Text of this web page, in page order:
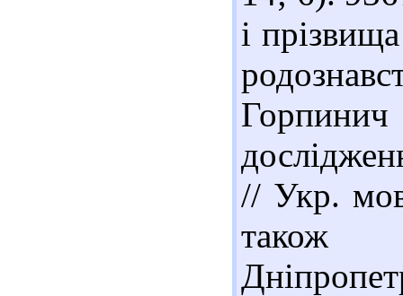
і
// Укр.
також